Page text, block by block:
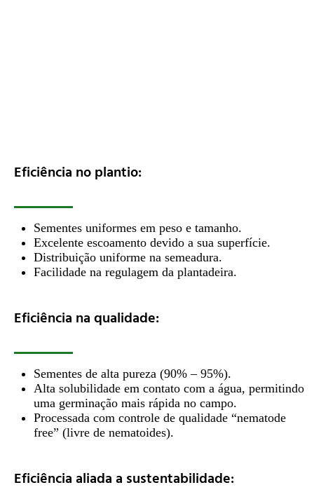
Eficiência no plantio:
Sementes uniformes em peso e tamanho.
Excelente escoamento devido a sua superfície.
Distribuição uniforme na semeadura.
Facilidade na regulagem da plantadeira.
Eficiência na qualidade:
Sementes de alta pureza (90% – 95%).
Alta solubilidade em contato com a água, permitindo
uma germinação mais rápida no campo.
Processada com controle de qualidade “nematode
free” (livre de nematoides).
Eficiência aliada a sustentabilidade: